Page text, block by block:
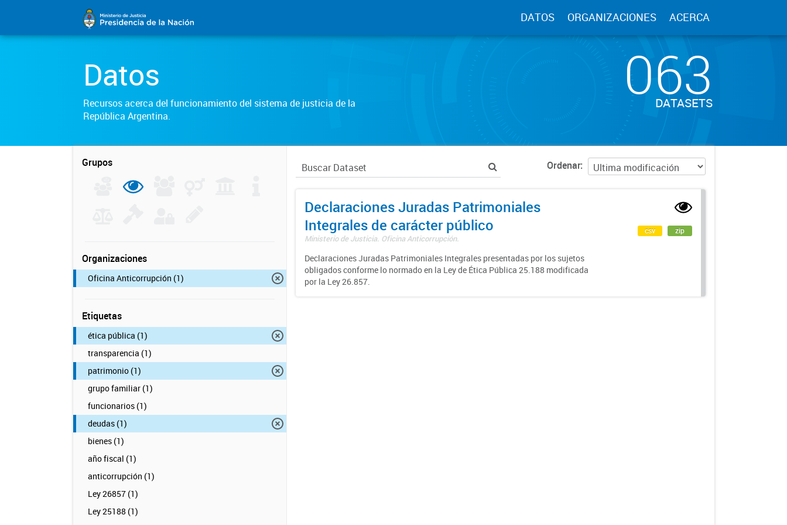
DATOS ORGANIZACIONES ACERCA
Datos
Recursos acerca del funcionamiento del sistema de justicia de la
República Argentina.
063
DATASETS
Grupos
Organizaciones
Oficina Anticorrupción (1)
Etiquetas
ética pública (1)
transparencia (1)
patrimonio (1)
grupo familiar (1)
funcionarios (1)
deudas (1)
bienes (1)
año fiscal (1)
anticorrupción (1)
Ley 26857 (1)
Ley 25188 (1)
Ordenar
Declaraciones Juradas Patrimoniales
Integrales de carácter público
Ministerio de Justicia. Oficina Anticorrupción.
Declaraciones Juradas Patrimoniales Integrales presentadas por los sujetos
obligados conforme lo normado en la Ley de Ética Pública 25.188 modificada
por la Ley 26.857.
csv zip